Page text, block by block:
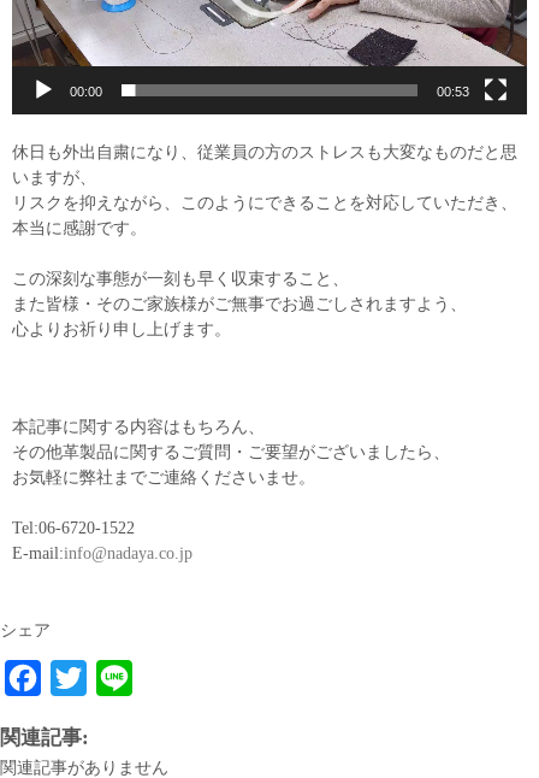
00:00 00:53
休日も外出自粛になり、従業員の方のストレスも大変なものだと思
いますが、
リスクを抑えながら、このようにできることを対応していただき、
本当に感謝です。
この深刻な事態が一刻も早く収束すること、
また皆様・そのご家族様がご無事でお過ごしされますよう、
心よりお祈り申し上げます。
本記事に関する内容はもちろん、
その他革製品に関するご質問・ご要望がございましたら、
お気軽に弊社までご連絡くださいませ。
Tel:06-6720-1522
E-mail:info@nadaya.co.jp
シェア
c
関連記事:
関連記事がありません